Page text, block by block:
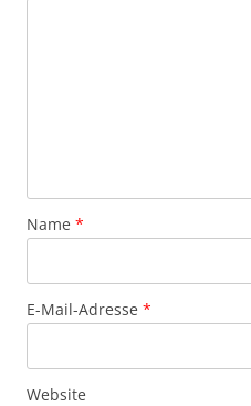
Name *
E-Mail-Adresse *
Website